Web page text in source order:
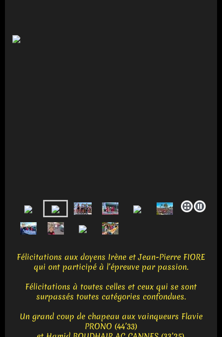
Félicitations aux doyens Irène et Jean-Pierre FIORE
qui ont participé à l’épreuve par passion.
Félicitations à toutes celles et ceux qui se sont
surpassés toutes catégories confondues.
Un grand coup de chapeau aux vainqueurs Flavie
PRONO (44’33)